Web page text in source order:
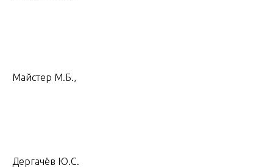
Майстер М.Б.,
Дергачёв Ю.С.